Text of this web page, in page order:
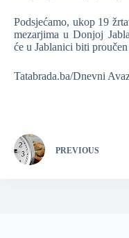
Podsjećamo, ukop 19
mezarjima u Donjoj
će u Jablanici biti
Tatabrada.ba/Dnevni
PREVIOUS